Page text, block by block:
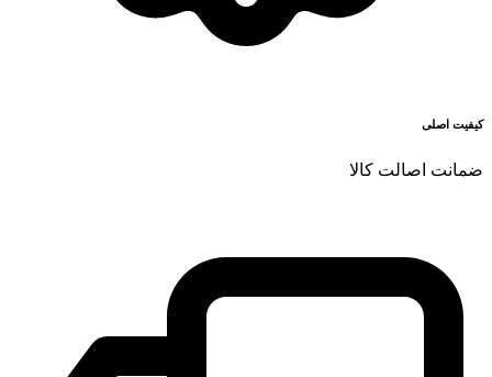
کیفیت اصلی
ضمانت اصالت کالا